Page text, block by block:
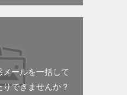
ールを一括して
できませんか？